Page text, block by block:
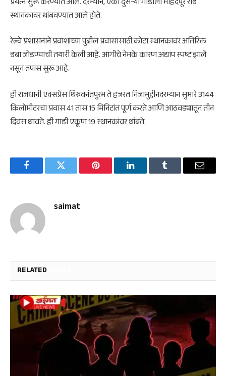
स्थानकावर थांबवण्यात आले होते.
रेल्वे प्रशासनाने प्रवाशांच्या पुढील प्रवासासाठी कोटा स्थानकावर अतिरिक्त
डबा जोडण्याची तयारी केली आहे. आगीचे नेमके कारण अद्याप स्पष्ट झाले
नसून तपास सुरू आहे.
ही राजधानी एक्सप्रेस थिरुवनंतपुरम ते हजरत निजामुद्दीनदरम्यान सुमारे 3144
किलोमीटरचा प्रवास 41 तास 15 मिनिटांत पूर्ण करते आणि आठवड्यातून तीन
दिवस धावते. ही गाडी एकूण 19 स्थानकांवर थांबते.
FacebookTwitter Pinterest LinkedInTumblr Email
saimat
RELATED